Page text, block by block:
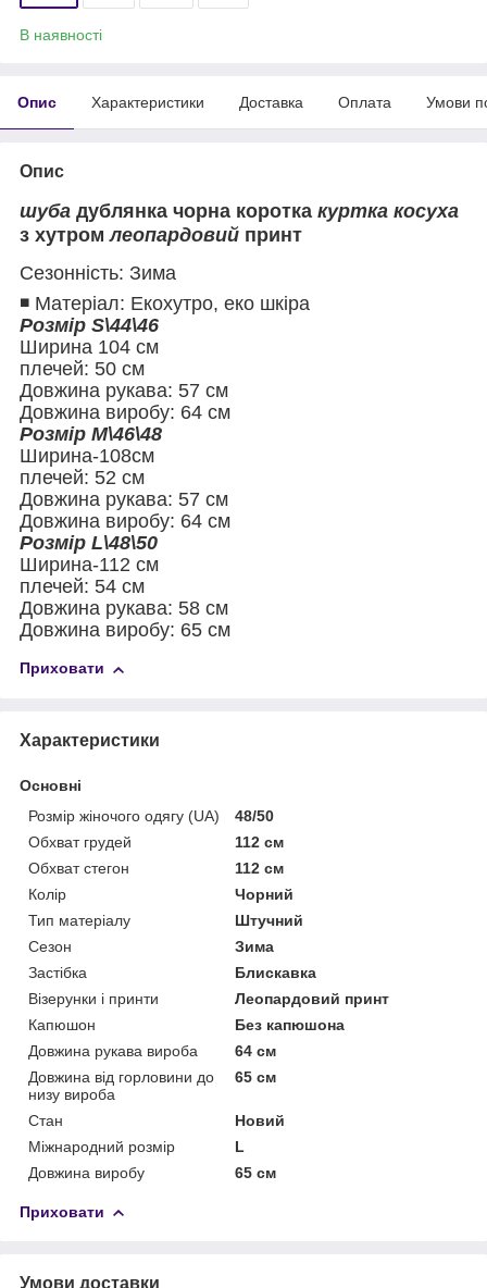
В наявності
Опис Характеристики Доставка Оплата Умови
Опис
шуба дублянка чорна коротка куртка косуха
з хутромлеопардовий принт
Сезонність: Зима
◾ Матеріал: Екохутро, еко шкіра
Розмір S\44\46
Ширина 104 см
плечей: 50 см
Довжина рукава: 57 см
Довжина виробу: 64 см
Розмір M\46\48
Ширина-108см
плечей: 52 см
Довжина рукава: 57 см
Довжина виробу: 64 см
Розмір L\48\50
Ширина-112 см
плечей: 54 см
Довжина рукава: 58 см
Довжина виробу: 65 см
Приховати
Характеристики
Основні
Розмір жіночого одягу (UA)
48/50
Обхват грудей
112 см
Обхват стегон
112 см
Колір
Чорний
Тип матеріалу
Штучний
Сезон
Зима
Застібка
Блискавка
Візерунки і принти
Леопардовий принт
Капюшон
Без капюшона
Довжина рукава вироба
64 см
Довжина від горловини до
низу вироба
65 см
Стан
Новий
Міжнародний розмір
L
Довжина виробу
65 см
Приховати
Умови доставки